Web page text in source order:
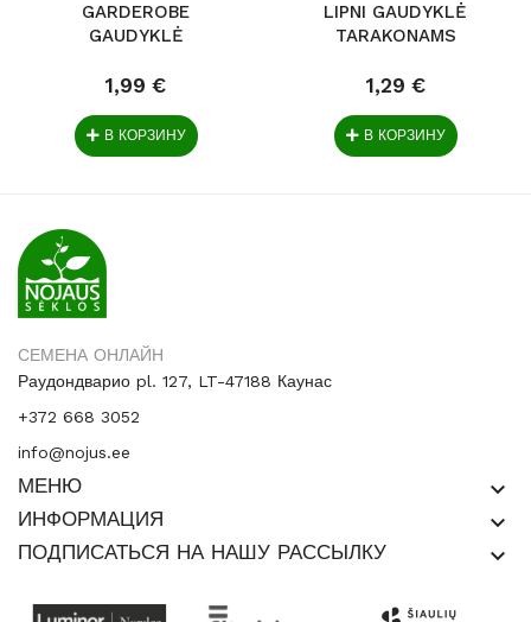
GARDEROBE
GAUDYKLĖ
KANDIMS
1,99 €
В КОРЗИНУ
LIPNI GAUDYKLĖ
TARAKONAMS
1,29 €
В КОРЗИНУ
СЕМЕНА ОНЛАЙН
Раудондварио pl. 127, LT-47188 Каунас
+372 668 3052
info@nojus.ee
МЕНЮ keyboard_arrow_down
ИНФОРМАЦИЯ keyboard_arrow_down
ПОДПИСАТЬСЯ НА НАШУ РАССЫЛКУ keyboard_arrow_down